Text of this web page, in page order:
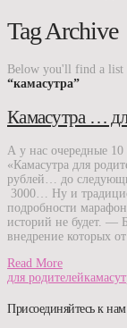
Tag Archive
Below you'll find a list
“камасутра”
Камасутра …
А у нас очередные 10
«Камасутра для
рублей… до
3000… Ну и
подробности
историй не будет. —
внедрение которых
Read More
для родителей
Присоединяйтесь к нам